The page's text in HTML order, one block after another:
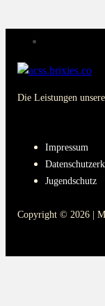
Die Leistungen
Impressum
Jugendschutz
Copyright © 2026 |